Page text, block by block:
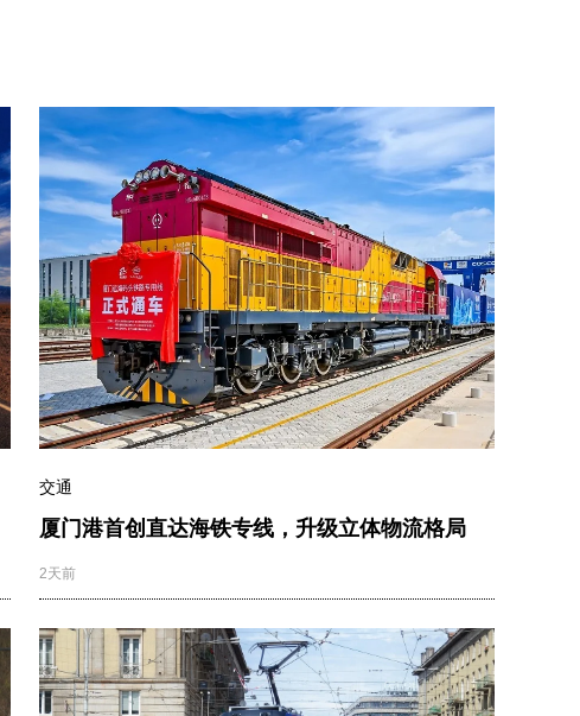
交通
厦门港首创直达海铁专线，升级立体物流格局
2天前